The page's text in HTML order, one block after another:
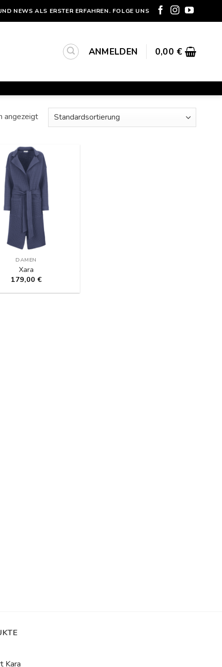
NEWS ALS ERSTER ERFAHREN. FOLGE UNS
ANMELDEN 0,00 €
angezeigt
DAMEN
Xara
179,00 €
Kara